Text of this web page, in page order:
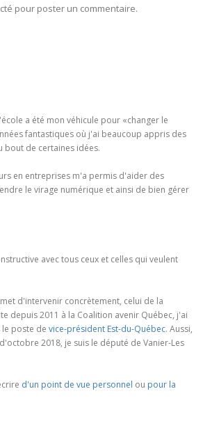
pour poster un commentaire.
a été mon véhicule pour «changer le
fantastiques où j'ai beaucoup appris des
bout de certaines idées.
en entreprises m'a permis d'aider des
le virage numérique et ainsi de bien gérer
avec tous ceux et celles qui veulent
d'intervenir concrètement, celui de la
depuis 2011 à la Coalition avenir Québec, j'ai
poste de vice-président Est-du-Québec. Aussi,
2018, je suis le député de Vanier-Les
d'un point de vue personnel ou pour la